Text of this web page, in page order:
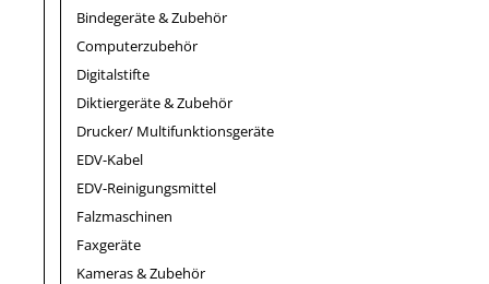
Bindegeräte & Zubehör
Computerzubehör
Digitalstifte
Diktiergeräte & Zubehör
Drucker/ Multifunktionsgeräte
EDV-Kabel
EDV-Reinigungsmittel
Falzmaschinen
Faxgeräte
Kameras & Zubehör